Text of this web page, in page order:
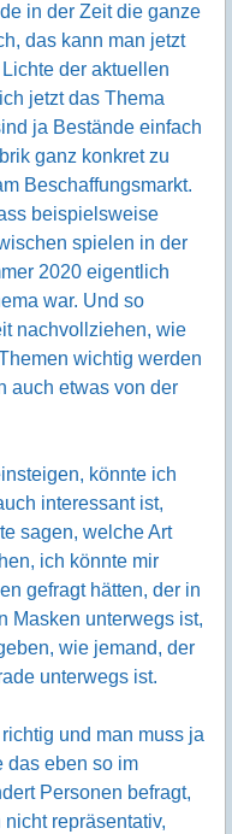
in der Zeit die ganze
das kann man jetzt
der aktuellen
jetzt das Thema
ja Bestände einfach
ganz konkret zu
Beschaffungsmarkt.
beispielsweise
spielen in der
2020 eigentlich
war. Und so
nachvollziehen, wie
wichtig werden
auch etwas von der
könnte ich
interessant ist,
sagen, welche Art
ich könnte mir
gefragt hätten, der in
Masken unterwegs ist,
wie jemand, der
unterwegs ist.
und man muss ja
das eben so im
Personen befragt,
repräsentativ,